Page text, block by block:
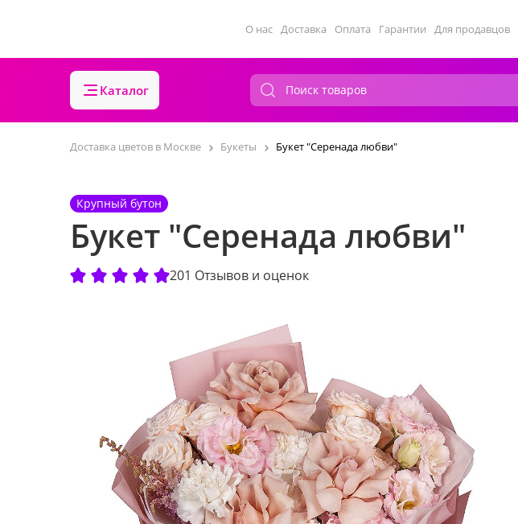
О нас Доставка Оплата Гарантии Для продавцов
Каталог
Доставка цветов в Москве Букеты Букет "Серенада любви"
Крупный бутон
Букет "Серенада любви"
201 Отзывов и оценок